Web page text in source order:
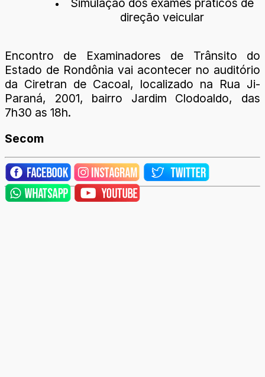
direção veicular
Encontro de Examinadores de Trânsito do
Estado de Rondônia vai acontecer no auditório
da Ciretran de Cacoal, localizado na Rua Ji-
Paraná, 2001, bairro Jardim Clodoaldo, das
7h30 as 18h.
Secom